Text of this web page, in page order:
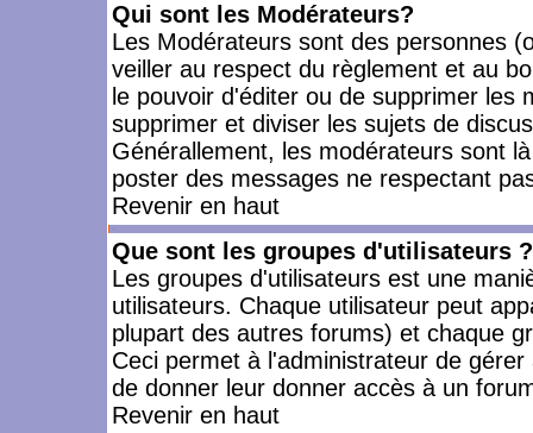
Qui sont les Modérateurs?
Les Modérateurs sont des personnes
veiller au respect du règlement et au
le pouvoir d'éditer ou de supprimer les
supprimer et diviser les sujets de
Générallement, les modérateurs sont
poster des messages ne respectant
Revenir en haut
Que sont les groupes d'utilisateurs ?
Les groupes d'utilisateurs est une
utilisateurs. Chaque utilisateur peut
plupart des autres forums) et chaque
Ceci permet à l'administrateur de
de donner leur donner accès à un
Revenir en haut